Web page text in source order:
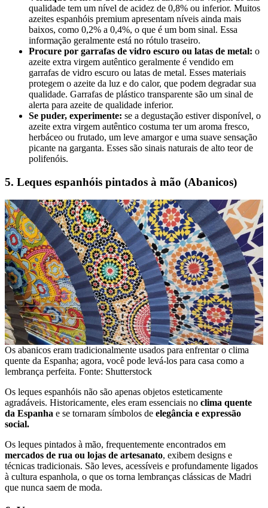
qualidade tem um nível de acidez de 0,8% ou inferior. Muitos
azeites espanhóis premium apresentam níveis ainda mais
baixos, como 0,2% a 0,4%, o que é um bom sinal. Essa
informação geralmente está no rótulo traseiro.
Procure por garrafas de vidro escuro ou latas de metal: o
azeite extra virgem autêntico geralmente é vendido em
garrafas de vidro escuro ou latas de metal. Esses materiais
protegem o azeite da luz e do calor, que podem degradar sua
qualidade. Garrafas de plástico transparente são um sinal de
alerta para azeite de qualidade inferior.
Se puder, experimente: se a degustação estiver disponível, o
azeite extra virgem autêntico costuma ter um aroma fresco,
herbáceo ou frutado, um leve amargor e uma suave sensação
picante na garganta. Esses são sinais naturais de alto teor de
polifenóis.
5. Leques espanhóis pintados à mão (Abanicos)
Os abanicos eram tradicionalmente usados ​​para enfrentar o clima
quente da Espanha; agora, você pode levá-los para casa como a
lembrança perfeita. Fonte: Shutterstock
Os leques espanhóis não são apenas objetos esteticamente
agradáveis. Historicamente, eles eram essenciais no clima quente
da Espanha e se tornaram símbolos de elegância e expressão
social.
Os leques pintados à mão, frequentemente encontrados em
mercados de rua ou lojas de artesanato, exibem designs e
técnicas tradicionais. São leves, acessíveis e profundamente ligados
à cultura espanhola, o que os torna lembranças clássicas de Madri
que nunca saem de moda.